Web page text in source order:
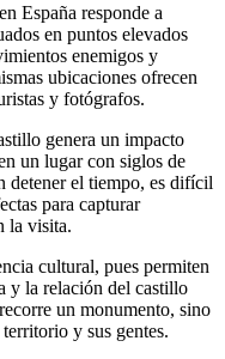
España responde a
en puntos elevados
enemigos y
ubicaciones ofrecen
y fotógrafos.
genera un impacto
un lugar con siglos de
detener el tiempo, es difícil
para capturar
la visita.
cultural, pues permiten
y la relación del castillo
un monumento, sino
y sus gentes.